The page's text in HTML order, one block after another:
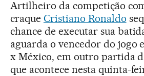
Artilheiro da competição
craque Cristiano Ronaldo
chance de executar sua
aguarda o vencedor do jogo
x México, em outro partida
que acontece nesta quinta-